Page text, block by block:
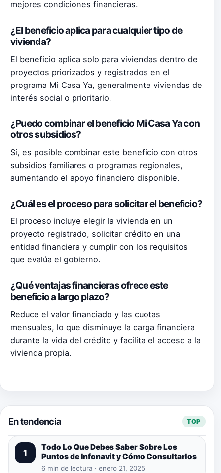
mejores condiciones financieras.
¿El beneficio aplica para cualquier tipo de
vivienda?
El beneficio aplica solo para viviendas dentro de
proyectos priorizados y registrados en el
programa Mi Casa Ya, generalmente viviendas de
interés social o prioritario.
¿Puedo combinar el beneficio Mi Casa Ya con
otros subsidios?
Sí, es posible combinar este beneficio con otros
subsidios familiares o programas regionales,
aumentando el apoyo financiero disponible.
¿Cuál es el proceso para solicitar el beneficio?
El proceso incluye elegir la vivienda en un
proyecto registrado, solicitar crédito en una
entidad financiera y cumplir con los requisitos
que evalúa el gobierno.
¿Qué ventajas financieras ofrece este
beneficio a largo plazo?
Reduce el valor financiado y las cuotas
mensuales, lo que disminuye la carga financiera
durante la vida del crédito y facilita el acceso a la
vivienda propia.
En tendencia TOP
1
Todo Lo Que Debes Saber Sobre Los
Puntos de Infonavit y Cómo Consultarlos
6 min de lectura · enero 21, 2025